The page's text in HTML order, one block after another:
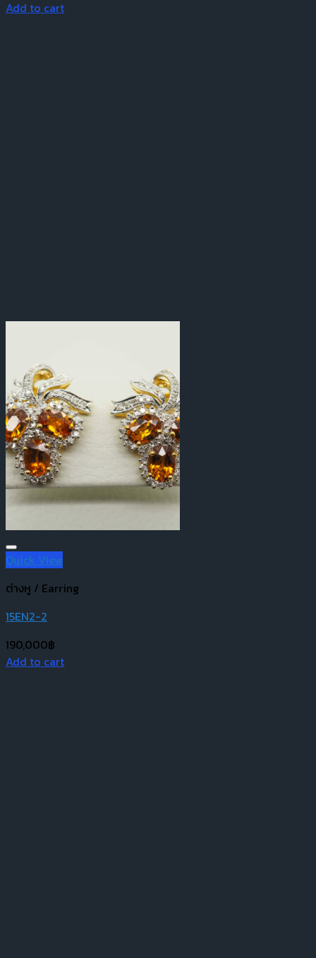
Add to cart
Quick View
ต่างหู / Earring
15EN2-2
190,000฿
Add to cart